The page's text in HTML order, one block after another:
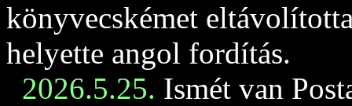
könyvecskémet
helyette angol fordítás.
2026.5.25. Ismét van